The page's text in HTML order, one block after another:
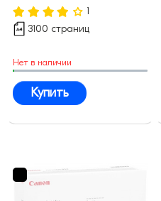
1
3100 страниц
Нет в наличии
Купить